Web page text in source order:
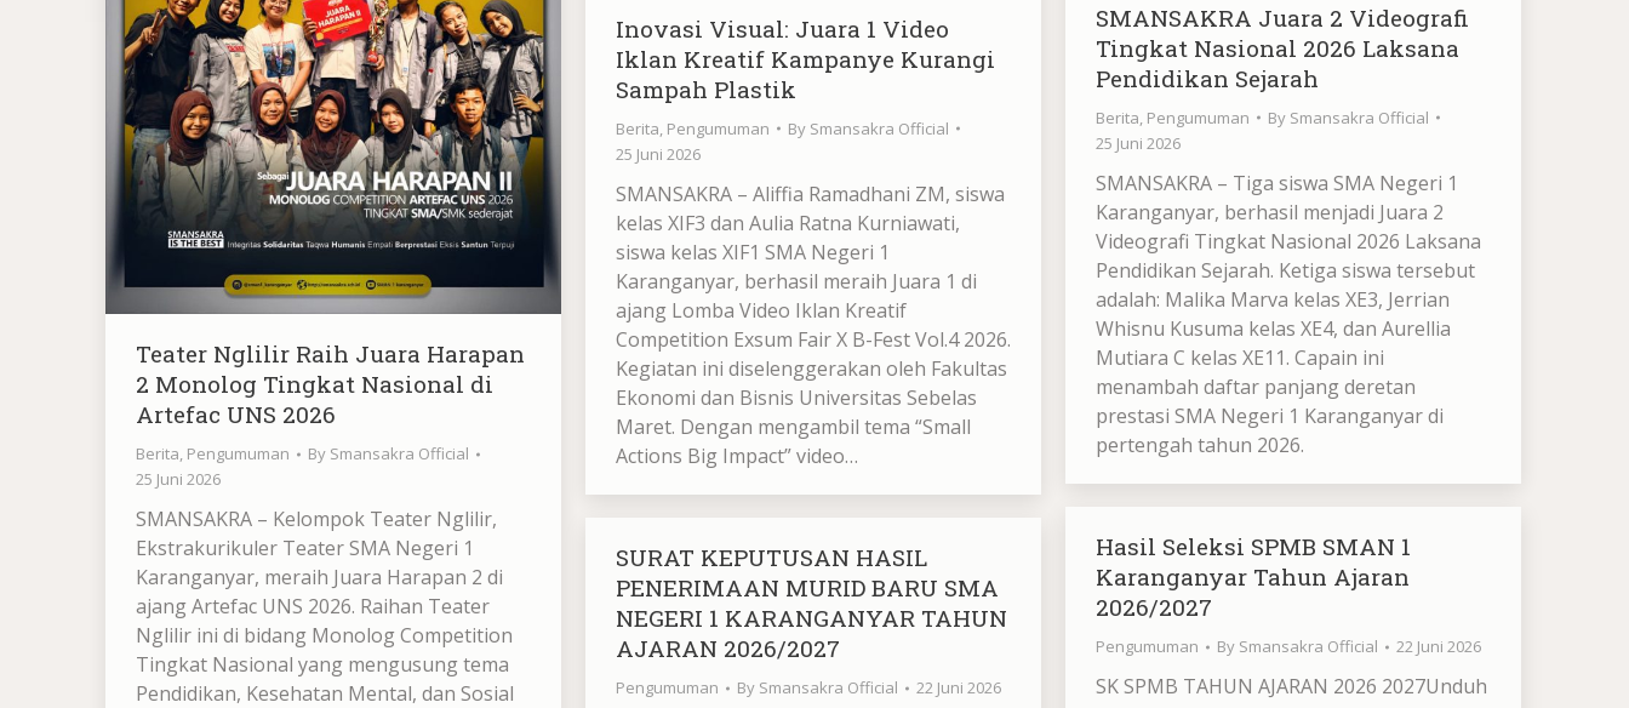
Inovasi Visual: Juara 1 Video
Iklan Kreatif Kampanye Kurangi
Sampah Plastik
Berita, Pengumuman By Smansakra Official
25 Juni 2026
SMANSAKRA – Aliffia Ramadhani ZM, siswa
kelas XIF3 dan Aulia Ratna Kurniawati,
siswa kelas XIF1 SMA Negeri 1
Karanganyar, berhasil meraih Juara 1 di
ajang Lomba Video Iklan Kreatif
Competition Exsum Fair X B-Fest Vol.4 2026.
Kegiatan ini diselenggerakan oleh Fakultas
Ekonomi dan Bisnis Universitas Sebelas
Maret. Dengan mengambil tema “Small
Actions Big Impact” video…
SMANSAKRA Juara 2 Videografi
Tingkat Nasional 2026 Laksana
Pendidikan Sejarah
Berita, Pengumuman By Smansakra Official
25 Juni 2026
SMANSAKRA – Tiga siswa SMA Negeri 1
Karanganyar, berhasil menjadi Juara 2
Videografi Tingkat Nasional 2026 Laksana
Pendidikan Sejarah. Ketiga siswa tersebut
adalah: Malika Marva kelas XE3, Jerrian
Whisnu Kusuma kelas XE4, dan Aurellia
Mutiara C kelas XE11. Capain ini
menambah daftar panjang deretan
prestasi SMA Negeri 1 Karanganyar di
pertengah tahun 2026.
Teater Nglilir Raih Juara Harapan
2 Monolog Tingkat Nasional di
Artefac UNS 2026
Berita, Pengumuman By Smansakra Official
25 Juni 2026
SMANSAKRA – Kelompok Teater Nglilir,
Ekstrakurikuler Teater SMA Negeri 1
Karanganyar, meraih Juara Harapan 2 di
ajang Artefac UNS 2026. Raihan Teater
Nglilir ini di bidang Monolog Competition
Tingkat Nasional yang mengusung tema
Pendidikan, Kesehatan Mental, dan Sosial
Hasil Seleksi SPMB SMAN 1
Karanganyar Tahun Ajaran
2026/2027
Pengumuman By Smansakra Official 22 Juni 2026
SK SPMB TAHUN AJARAN 2026 2027Unduh
SURAT KEPUTUSAN HASIL
PENERIMAAN MURID BARU SMA
NEGERI 1 KARANGANYAR TAHUN
AJARAN 2026/2027
Pengumuman By Smansakra Official 22 Juni 2026